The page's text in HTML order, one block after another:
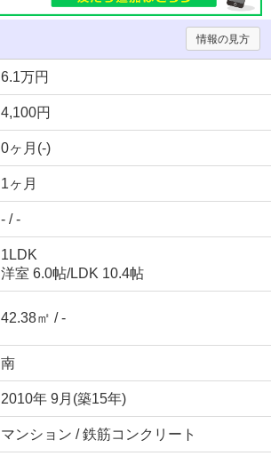
情報の見方
6.1万円
4,100円
0ヶ月(-)
1ヶ月
- / -
1LDK
洋室 6.0帖/LDK 10.4帖
42.38㎡ / -
南
2010年 9月(築15年)
マンション / 鉄筋コンクリート